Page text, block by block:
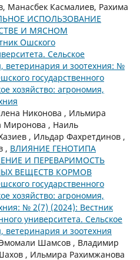
Манасбек Касмалиев, Рахима
ИСПОЛЬЗОВАНИЕ
И МЯСНОМ
Ошского
Сельское
ветеринария и зоотехния: №
государственного
хозяйство: агрономия,
Никонова , Ильмира
Миронова , Наиль
, Ильдар Фахретдинов ,
, ВЛИЯНИЕ ГЕНОТИПА
И ПЕРЕВАРИМОСТЬ
ВЕЩЕСТВ КОРМОВ
государственного
хозяйство: агрономия,
№ 2(7) (2024): Вестник
университета. Сельское
ветеринария и зоотехния
Шамсов , Владимир
, Ильмира Рахимжанова